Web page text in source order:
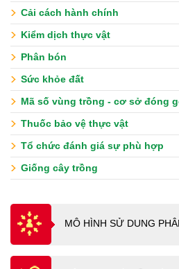
Cải cách hành chính
Kiểm dịch thực vật
Phân bón
Sức khỏe đất
Mã số vùng trồng - cơ sở đóng
Thuốc bảo vệ thực vật
Tổ chức đánh giá sự phù hợp
Giống cây trồng
MÔ HÌNH SỬ DUNG